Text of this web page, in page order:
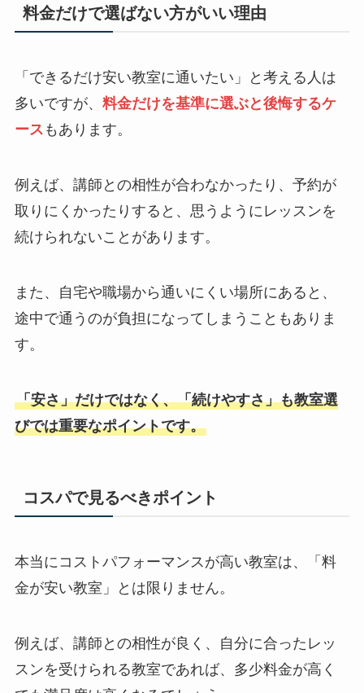
料金だけで選ばない方がいい理由
「できるだけ安い教室に通いたい」と考える人は
多いですが、 料金だけを基準に選ぶと後悔するケ
ース もあります。
例えば、講師との相性が合わなかったり、予約が
取りにくかったりすると、思うようにレッスンを
続けられないことがあります。
また、自宅や職場から通いにくい場所にあると、
途中で通うのが負担になってしまうこともありま
す。
「安さ」だけではなく、「続けやすさ」も教室選
びでは重要なポイントです。
コスパで見るべきポイント
本当にコストパフォーマンスが高い教室は、「料
金が安い教室」とは限りません。
例えば、講師との相性が良く、自分に合ったレッ
スンを受けられる教室であれば、多少料金が高く